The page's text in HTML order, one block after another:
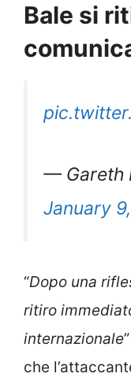
Bale si
— Gareth
January
“Dopo una
ritiro
internazionale
che